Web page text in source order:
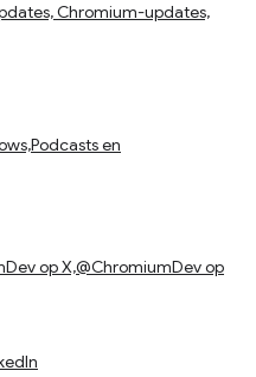
Chromium-updates,
en
op X,@ChromiumDev op